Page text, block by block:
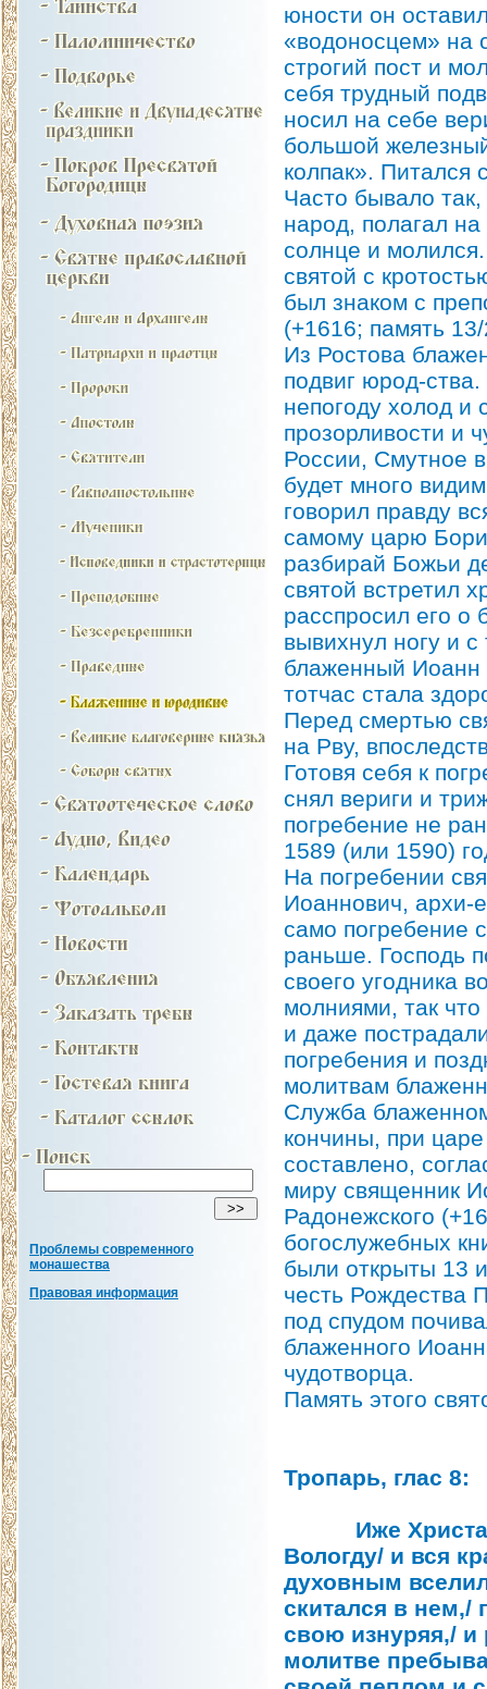
Проблемы современного
монашества
Правовая информация
юности он
«водоносцем» на
строгий пост и
себя трудный
носил на себе
большой
колпак». Питался
Часто бывало
народ, полагал
солнце и
святой с
был знаком с
(+1616; память
Из Ростова
подвиг юрод-
непогоду холод
прозорливости и
России, Смутное
будет много
говорил правду
самому царю
разбирай Божьи
святой встретил
расспросил его о
вывихнул ногу и
блаженный Иоанн
тотчас стала
Перед смертью
на Рву,
Готовя себя к
снял вериги и
погребение не
1589 (или 1590)
На погребении
Иоаннович, архи-
само погребение
раньше. Господь
своего угодника
молниями, так
и даже
погребения и
молитвам
Служба
кончины, при
составлено,
миру священник
Радонежского
богослужебных
были открыты 13
честь Рождества
под спудом
блаженного
чудотворца.
Память этого
Тропарь, глас 8:
Иже Христа
Вологду/ и вся
духовным
скитался в нем,/
свою изнуряя,/ и
молитве